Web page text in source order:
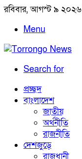
রবিবার, আগস্ট ৯ ২০২৬
Menu
Search for
প্রচ্ছদ
বাংলাদেশ
জাতীয়
অর্থনীতি
রাজনীতি
দেশজুড়ে
রাজধানী